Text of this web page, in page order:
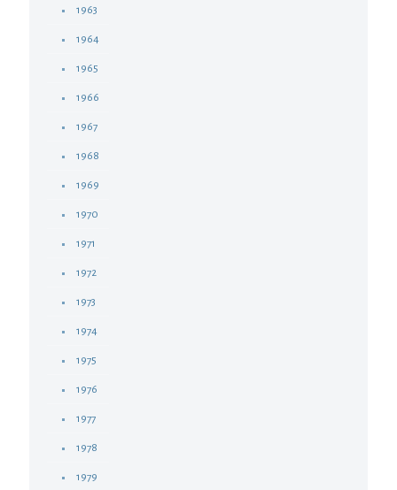
1963
1964
1965
1966
1967
1968
1969
1970
1971
1972
1973
1974
1975
1976
1977
1978
1979